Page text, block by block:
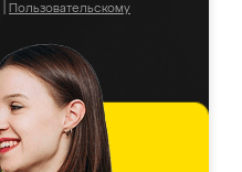
Пользовательскому